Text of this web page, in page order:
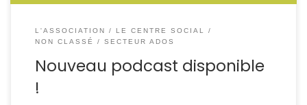
L'ASSOCIATION
LE CENTRE SOCIAL
NON CLASSÉ
SECTEUR ADOS
Nouveau podcast disponible
!